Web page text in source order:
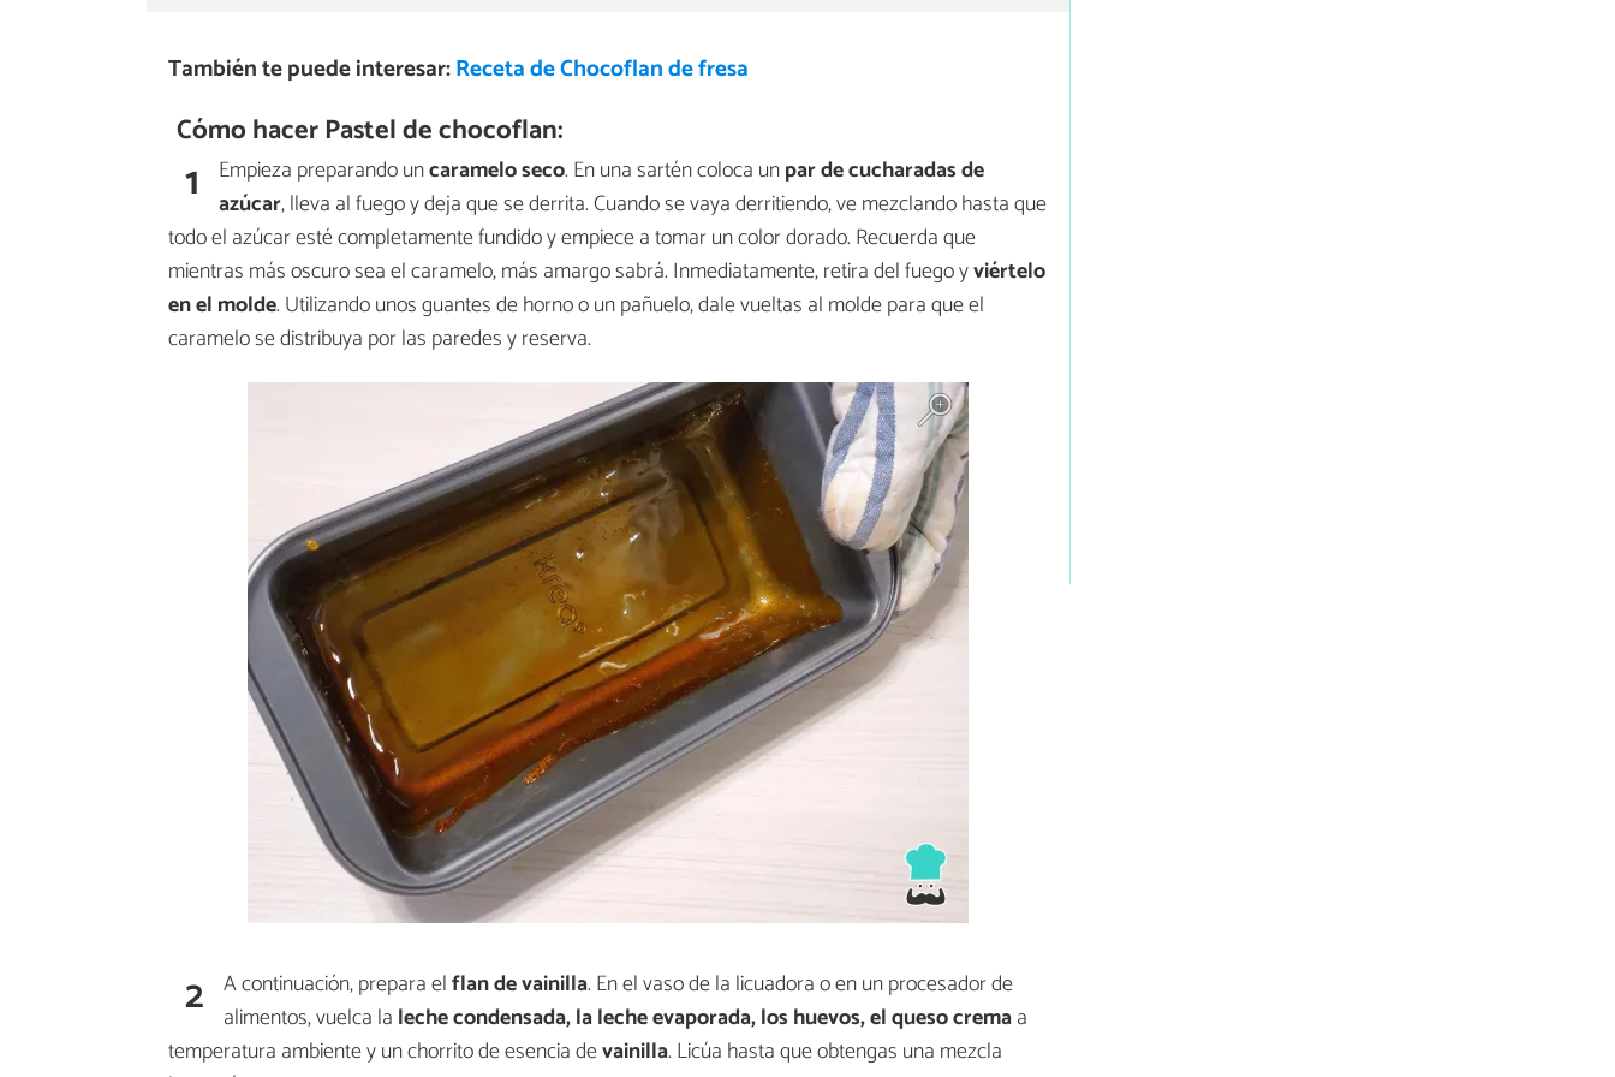
También te puede interesar:Receta de Chocoflan de fresa
Cómo hacer Pastel de chocoflan:
1 Empieza preparando uncaramelo seco. En una sartén coloca unpar de cucharadas de
azúcar, lleva al fuego y deja que se derrita. Cuando se vaya derritiendo, ve mezclando hasta que
todo el azúcar esté completamente fundido y empiece a tomar un color dorado. Recuerda que
mientras más oscuro sea el caramelo, más amargo sabrá. Inmediatamente, retira del fuego yviértelo
en el molde. Utilizando unos guantes de horno o un pañuelo, dale vueltas al molde para que el
caramelo se distribuya por las paredes y reserva.
2 A continuación, prepara elflan de vainilla. En el vaso de la licuadora o en un procesador de
alimentos, vuelca la leche condensada, la leche evaporada, los huevos, el queso cremaa
temperatura ambiente y un chorrito de esencia devainilla. Licúa hasta que obtengas una mezcla